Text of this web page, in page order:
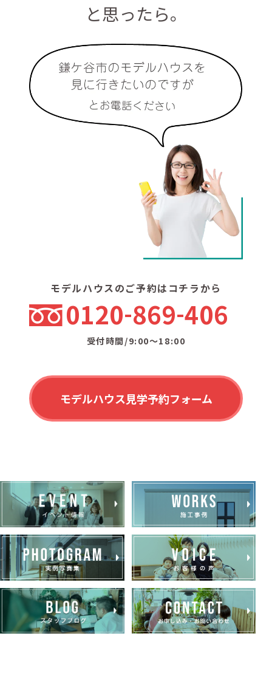
と思ったら。
モデルハウスのご予約はコチラから
0120 869 406
受付時間/9:00〜18:00
モデルハウス見学予約フォーム